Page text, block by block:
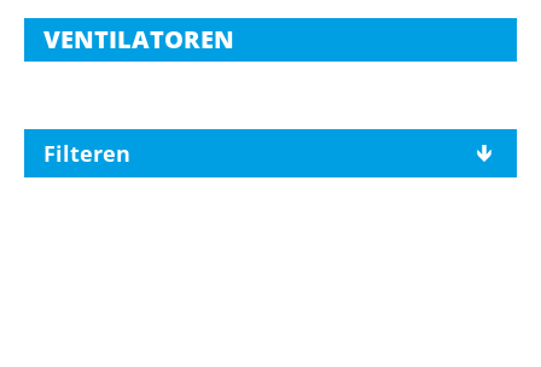
VENTILATOREN
Filteren